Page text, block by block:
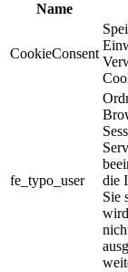
Name
CookieConsent
fe_typo_user
die
Sie